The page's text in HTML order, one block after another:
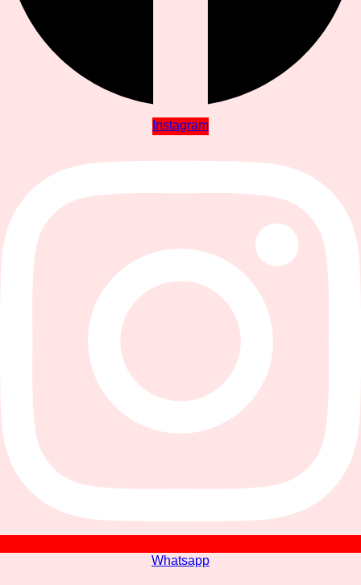
Instagram
Whatsapp